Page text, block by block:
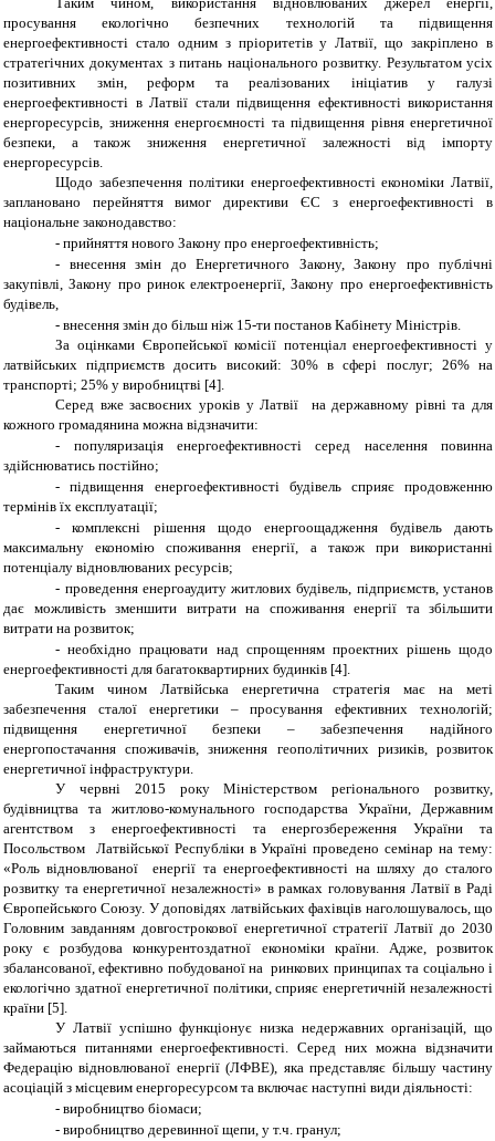
просування екологічно безпечних технологій та підвищення
енергоефективності стало одним з пріоритетів у Латвії, що закріплено в
стратегічних документах з питань національного розвитку. Результатом усіх
позитивних змін, реформ та реалізованих ініціатив у галузі
енергоефективності в Латвії стали підвищення ефективності використання
енергоресурсів, зниження енергоємності та підвищення рівня енергетичної
безпеки, а також зниження енергетичної залежності від імпорту
енергоресурсів.
Щодо забезпечення політики енергоефективності економіки Латвії,
заплановано перейняття вимог директиви ЄС з енергоефективності в
національне законодавство:
- прийняття нового Закону про енергоефективність;
- внесення змін до Енергетичного Закону, Закону про публічні
закупівлі, Закону про ринок електроенергії, Закону про енергоефективність
будівель,
- внесення змін до більш ніж 15-ти постанов Кабінету Міністрів.
За оцінками Європейської комісії потенціал енергоефективності у
латвійських підприємств досить високий: 30% в сфері послуг; 26% на
транспорті; 25% у виробництві [4].
Серед вже засвоєних уроків у Латвії на державному рівні та для
кожного громадянина можна відзначити:
-
популяризація енергоефективності серед населення повинна
здійснюватись постійно;
-
підвищення енергоефективності будівель сприяє продовженню
термінів їх експлуатації;
-
комплексні рішення щодо енергоощадження будівель дають
максимальну економію споживання енергії, а також при використанні
потенціалу відновлюваних ресурсів;
- проведення енергоаудиту житлових будівель, підприємств, установ
дає можливість зменшити витрати на споживання енергії та збільшити
витрати на розвиток;
- необхідно працювати над спрощенням проектних рішень щодо
енергоефективності для багатоквартирних будинків [4].
Таким чином Латвійська енергетична стратегія має на меті
забезпечення сталої енергетики – просування ефективних технологій;
підвищення енергетичної безпеки – забезпечення надійного
енергопостачання споживачів, зниження геополітичних ризиків, розвиток
енергетичної інфраструктури.
У червні 2015 року Міністерством регіонального розвитку,
будівництва та житлово-комунального господарства України, Державним
агентством з енергоефективності та енергозбереження України та
Посольством Латвійської Республіки в Україні проведено семінар на тему:
«Роль відновлюваної енергії та енергоефективності на шляху до сталого
розвитку та енергетичної незалежності» в рамках головування Латвії в Раді
Європейського Союзу. У доповідях латвійських фахівців наголошувалось, що
Головним завданням довгострокової енергетичної стратегії Латвії до 2030
року є розбудова конкурентоздатної економіки країни. Адже, розвиток
збалансованої, ефективно побудованої на ринкових принципах та соціально і
екологічно здатної енергетичної політики, сприяє енергетичній незалежності
країни [5].
У Латвії успішно функціонує низка недержавних організацій, що
займаються питаннями енергоефективності. Серед них можна відзначити
Федерацію відновлюваної енергії (ЛФВЕ), яка представляє більшу частину
асоціацій з місцевим енергоресурсом та включає наступні види діяльності:
- виробництво біомаси;
- виробництво деревинної щепи, у т.ч. гранул;